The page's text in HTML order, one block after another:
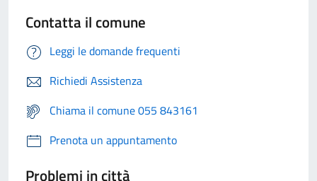
Contatta il comune
Leggi le domande frequenti
Richiedi Assistenza
Chiama il comune 055 843161
Prenota un appuntamento
Problemi in città